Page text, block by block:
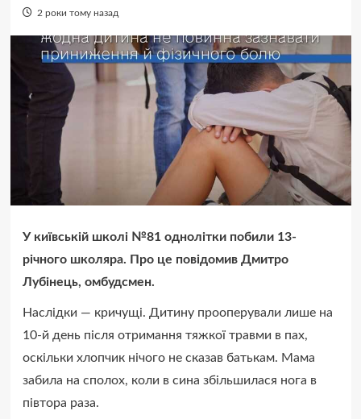
2 роки тому назад
У київській школі №81 однолітки побили 13-
річного школяра. Про це повідомив Дмитро
Лубінець, омбудсмен.
Наслідки — кричущі. Дитину прооперували лише на
10-й день після отримання тяжкої травми в пах,
оскільки хлопчик нічого не сказав батькам. Мама
забила на сполох, коли в сина збільшилася нога в
півтора раза.